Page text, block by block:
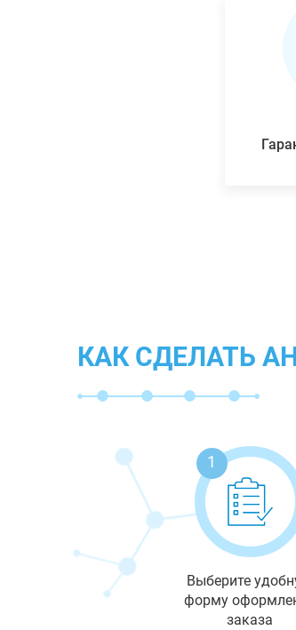
КАК СДЕЛАТЬ
1
Выберите
форму
заказа